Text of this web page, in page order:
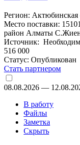
Регион: Актюбинская
Место поставки:
район Алматы
Источник:
516 000
Статус: Опубликован
Стать партнером
08.08.2026 —
В работу
Файлы
Заметка
Скрыть